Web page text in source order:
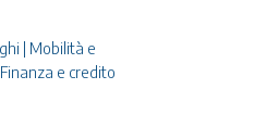
| Mobilità e
e credito